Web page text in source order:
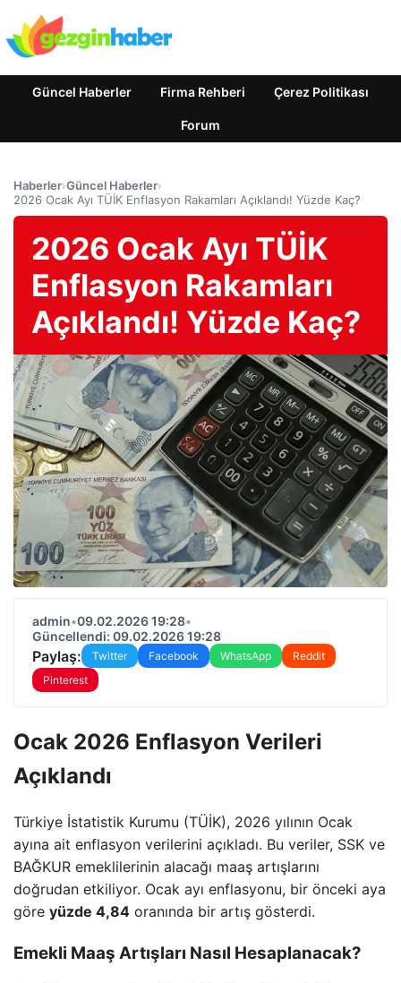
Güncel Haberler Firma Rehberi Çerez Politikası
Forum
Haberler›Güncel Haberler›
2026 Ocak Ayı TÜİK Enflasyon Rakamları Açıklandı! Yüzde Kaç?
2026 Ocak Ayı TÜİK
Enflasyon Rakamları
Açıklandı! Yüzde Kaç?
admin•09.02.2026 19:28•
Güncellendi: 09.02.2026 19:28
Paylaş: Twitter Facebook WhatsApp
Reddit
Pinterest
Ocak 2026 Enflasyon Verileri
Açıklandı
Türkiye İstatistik Kurumu (TÜİK), 2026 yılının Ocak
ayına ait enflasyon verilerini açıkladı. Bu veriler, SSK ve
BAĞKUR emeklilerinin alacağı maaş artışlarını
doğrudan etkiliyor. Ocak ayı enflasyonu, bir önceki aya
göre yüzde 4,84 oranında bir artış gösterdi.
Emekli Maaş Artışları Nasıl Hesaplanacak?